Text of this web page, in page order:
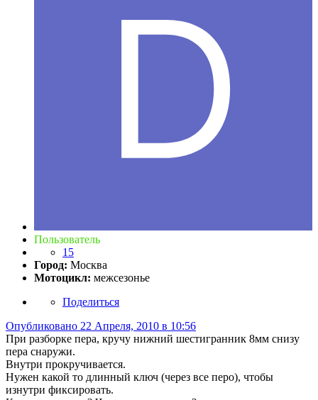
Пользователь
15
Город: Москва
Мотоцикл: межсезонье
Поделиться
Опубликовано 22 Апреля, 2010 в 10:56
При разборке пера, кручу нижний шестигранник 8мм снизу
пера снаружи.
Внутри прокручивается.
Нужен какой то длинный ключ (через все перо), чтобы
изнутри фиксировать.